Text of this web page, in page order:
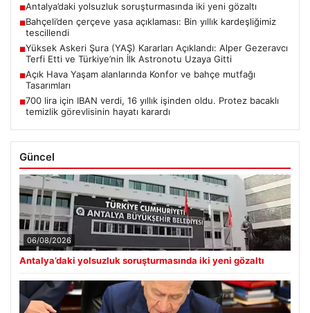
■Antalya’daki yolsuzluk soruşturmasında iki yeni gözaltı
■Bahçeli’den çerçeve yasa açıklaması: Bin yıllık kardeşliğimiz
tescillendi
■Yüksek Askeri Şura (YAŞ) Kararları Açıklandı: Alper Gezeravcı
Terfi Etti ve Türkiye’nin İlk Astronotu Uzaya Gitti
■Açık Hava Yaşam alanlarında Konfor ve bahçe mutfağı
Tasarımları
■700 lira için IBAN verdi, 16 yıllık işinden oldu. Protez bacaklı
temizlik görevlisinin hayatı karardı
Güncel
06/08/2026
Antalya’daki yolsuzluk soruşturmasında iki yeni gözaltı